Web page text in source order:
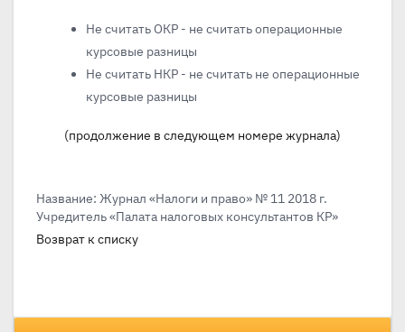
Не считать ОКР - не считать операционные
курсовые разницы
Не считать НКР - не считать не операционные
курсовые разницы
(продолжение в следующем номере журнала)
Название: Журнал «Налоги и право» № 11 2018 г.
Учредитель «Палата налоговых консультантов КР»
Возврат к списку